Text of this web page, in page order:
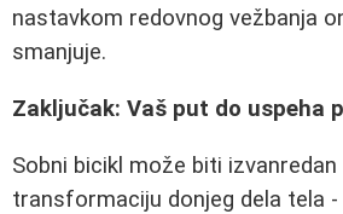
nastavkom redovnog vežbanja
smanjuje.
Zaključak: Vaš put do uspeha
Sobni bicikl može biti
transformaciju donjeg dela tela